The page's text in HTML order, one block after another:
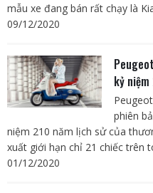
mẫu xe đang bán rất chạy là
09/12/2020
kỷ niệm
phiên
niệm 210 năm lịch sử của
xuất giới hạn chỉ 21 chiếc trên
01/12/2020